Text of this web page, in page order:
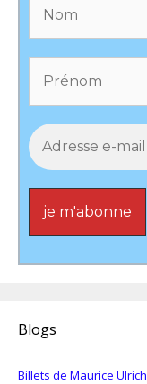
Blogs
Billets de Maurice Ulrich